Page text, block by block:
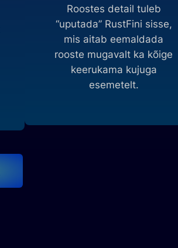
Roostes detail tuleb
“uputada” RustFini sisse,
mis aitab eemaldada
rooste mugavalt ka kõige
keerukama kujuga
esemetelt.